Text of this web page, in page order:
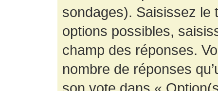
sondages). Saisissez le
options possibles,
champ des réponses.
nombre de réponses